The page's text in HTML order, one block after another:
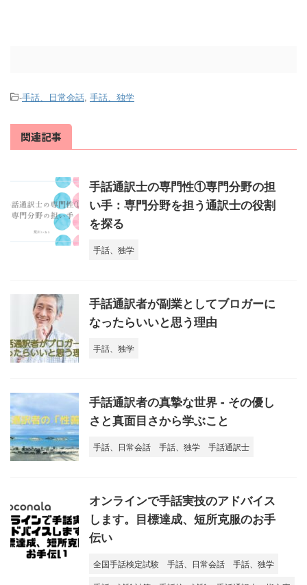
-手話、日常会話, 手話、独学
関連記事
手話通訳士の専門性①専門分野の担
い手：専門分野を担う通訳士の役割
を探る
手話、独学
手話通訳者が副業としてブロガーに
なったらいいと思う理由
手話、独学
手話通訳者の真摯な世界 - その優し
さと真面目さから学ぶこと
手話、日常会話 手話、独学 手話通訳士
オンラインで手話実技のアドバイス
します。目標達成、短所克服のお手
伝い
全国手話検定試験 手話、日常会話
手話、独学